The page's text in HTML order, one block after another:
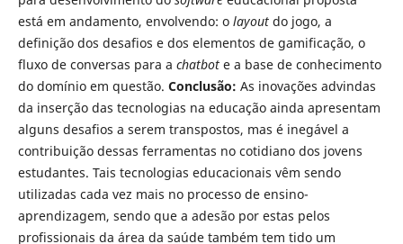
está em andamento, envolvendo: o layoutdo jogo, a
definição dos desafios e dos elementos de gamificação, o
fluxo de conversas para a chatbote a base de conhecimento
do domínio em questão. Conclusão: As inovações advindas
da inserção das tecnologias na educação ainda apresentam
alguns desafios a serem transpostos, mas é inegável a
contribuição dessas ferramentas no cotidiano dos jovens
estudantes. Tais tecnologias educacionais vêm sendo
utilizadas cada vez mais no processo de ensino-
aprendizagem, sendo que a adesão por estas pelos
profissionais da área da saúde também tem tido um